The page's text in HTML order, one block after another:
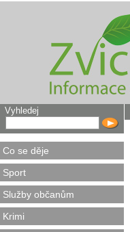
Vyhledej
Co se děje
Sport
Služby občanům
Krimi